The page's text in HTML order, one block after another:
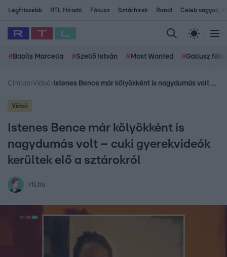
Legfrissebb RTL Híradó Fókusz Sztárhírek Randi Celeb vagyok,
# Babits Marcella #Szellő István # Most Wanted #Gallusz
Címlap›Videó› Istenes Bence már kölyökként is nagydumás volt – cuki gyerekvideók kerültek elő a sztárokról
Videó
Istenes Bence már kölyökként is
nagydumás volt – cuki gyerekvideók
kerültek elő a sztárokról
rtl.hu